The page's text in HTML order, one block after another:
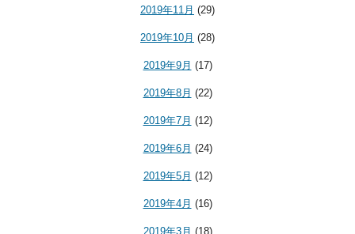
2019年11月 (29)
2019年10月 (28)
2019年9月 (17)
2019年8月 (22)
2019年7月 (12)
2019年6月 (24)
2019年5月 (12)
2019年4月 (16)
2019年3月 (18)